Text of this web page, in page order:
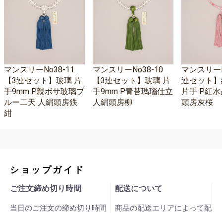
マンスリーNo38-11
【3連セット】玻璃 片
手9mm P親ボサ玻璃ブ
ルー二天 人絹頭房鉄
紺
マンスリーNo38-10
【3連セット】玻璃 片
手9mm P青苔瑪瑙仕立
人絹頭房柳
マンスリ
連セット
片手 P紅
頭房灰桜
ショップガイド
ご注文締め切り時間
当日のご注文の締め切り時間
配送について
商品の配送エリアによって配